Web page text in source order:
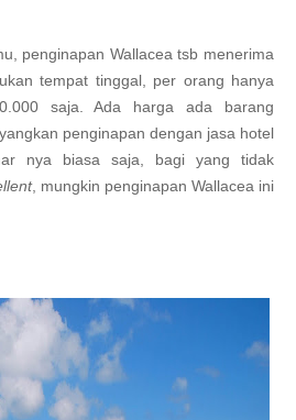
penginapan Wallacea tsb menerima
tempat tinggal, per orang hanya
saja. Ada harga ada barang
penginapan dengan jasa hotel
nya biasa saja, bagi yang tidak
, mungkin penginapan Wallacea ini